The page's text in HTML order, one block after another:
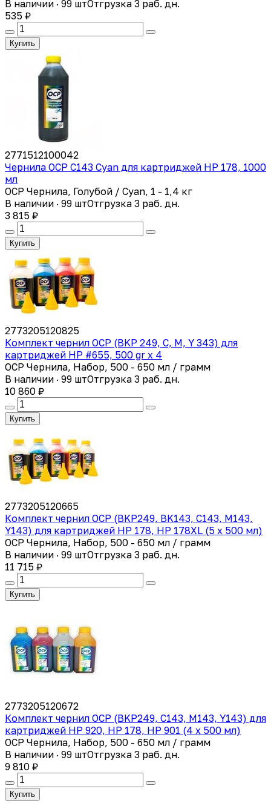
В наличии · 99 штОтгрузка 3 раб. дн.
535 ₽
Купить
2771512100042
Чернила OCP C143 Cyan для картриджей HP 178, 1000
мл
OCP Чернила, Голубой / Cyan, 1 - 1,4 кг
В наличии · 99 штОтгрузка 3 раб. дн.
3 815 ₽
Купить
2773205120825
Комплект чернил OCP (BKP 249, C, M, Y 343) для
картриджей HP #655, 500 gr x 4
OCP Чернила, Набор, 500 - 650 мл / грамм
В наличии · 99 штОтгрузка 3 раб. дн.
10 860 ₽
Купить
2773205120665
Комплект чернил OCP (BKP249, BK143, C143, M143,
Y143) для картриджей HP 178, HP 178XL (5 x 500 мл)
OCP Чернила, Набор, 500 - 650 мл / грамм
В наличии · 99 штОтгрузка 3 раб. дн.
11 715 ₽
Купить
2773205120672
Комплект чернил OCP (BKP249, C143, M143, Y143) для
картриджей HP 920, HP 178, HP 901 (4 x 500 мл)
OCP Чернила, Набор, 500 - 650 мл / грамм
В наличии · 99 штОтгрузка 3 раб. дн.
9 810 ₽
Купить